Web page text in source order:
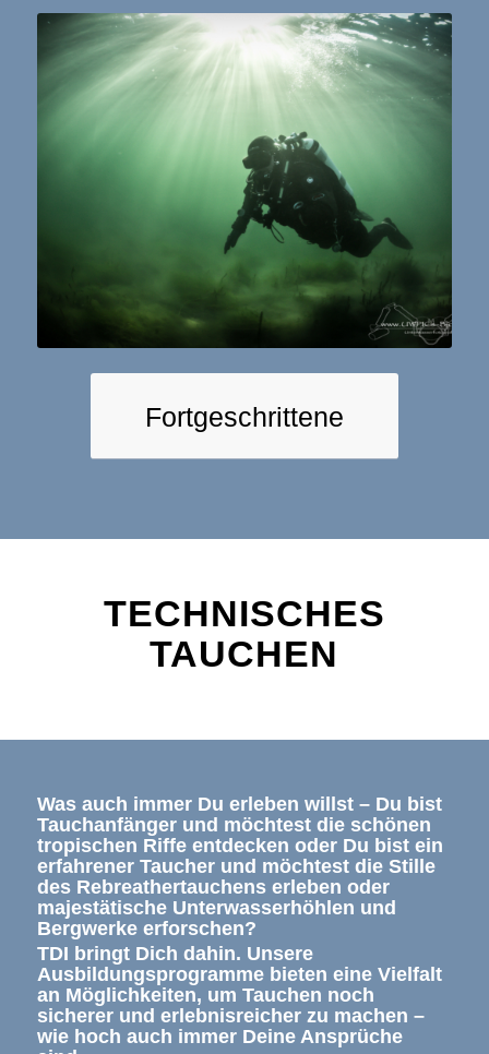
Fortgeschrittene
TECHNISCHES
TAUCHEN
Was auch immer Du erleben willst – Du bist
Tauchanfänger und möchtest die schönen
tropischen Riffe entdecken oder Du bist ein
erfahrener Taucher und möchtest die Stille
des Rebreathertauchens erleben oder
majestätische Unterwasserhöhlen und
Bergwerke erforschen?
TDI bringt Dich dahin. Unsere
Ausbildungsprogramme bieten eine Vielfalt
an Möglichkeiten, um Tauchen noch
sicherer und erlebnisreicher zu machen –
wie hoch auch immer Deine Ansprüche